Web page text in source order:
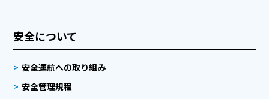
安全について
安全運航への取り組み
安全管理規程